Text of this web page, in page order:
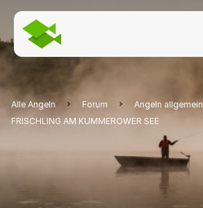
Alle Angeln Forum
Angeln allgemein
FRISCHLING AM KUMMEROWER SEE